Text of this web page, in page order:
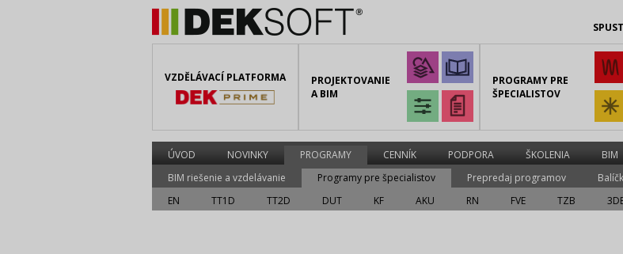
VZDĚLÁVACÍ PLATFORMA
PROJEKTOVANIE
A BIM
PROGRAMY PRE
ŠPECIALISTOV
ÚVOD NOVINKY PROGRAMY CENNÍK PODPORA ŠKOLENIA BIM
BIM riešenie a vzdelávanie
Programy pre špecialistov Prepredaj programov
EN
TT1D TT2D DUT KF AKU RN FVE TZB